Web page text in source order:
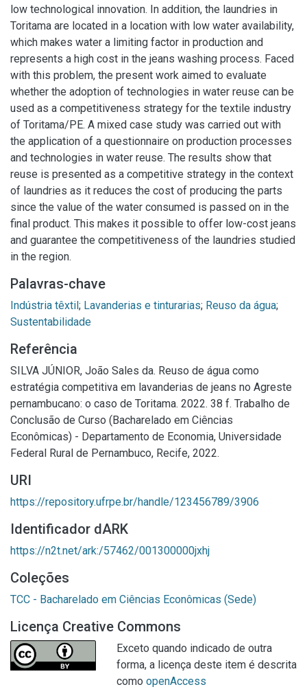
low technological innovation. In addition, the laundries in
Toritama are located in a location with low water availability,
which makes water a limiting factor in production and
represents a high cost in the jeans washing process. Faced
with this problem, the present work aimed to evaluate
whether the adoption of technologies in water reuse can be
used as a competitiveness strategy for the textile industry
of Toritama/PE. A mixed case study was carried out with
the application of a questionnaire on production processes
and technologies in water reuse. The results show that
reuse is presented as a competitive strategy in the context
of laundries as it reduces the cost of producing the parts
since the value of the water consumed is passed on in the
final product. This makes it possible to offer low-cost jeans
and guarantee the competitiveness of the laundries studied
in the region.
Palavras-chave
Indústria têxtil; Lavanderias e tinturarias; Reuso da água;
Sustentabilidade
Referência
SILVA JÚNIOR, João Sales da. Reuso de água como
estratégia competitiva em lavanderias de jeans no Agreste
pernambucano: o caso de Toritama. 2022. 38 f. Trabalho de
Conclusão de Curso (Bacharelado em Ciências
Econômicas) - Departamento de Economia, Universidade
Federal Rural de Pernambuco, Recife, 2022.
URI
https://repository.ufrpe.br/handle/123456789/3906
Identificador dARK
https://n2t.net/ark:/57462/001300000jxhj
Coleções
TCC - Bacharelado em Ciências Econômicas (Sede)
Licença Creative Commons
Exceto quando indicado de outra
forma, a licença deste item é descrita
como openAccess